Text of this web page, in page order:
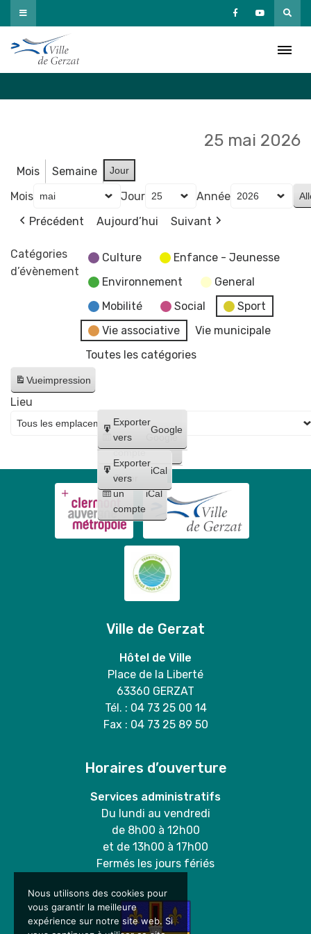
Passer
au
contenu
25 mai 2026
Mois Semaine Jour
Mois Jour
Année
Précédent
Aujourd’hui Suivant
Catégories
d’évènement
Culture
Enfance - Jeunesse
Environnement
General
Mobilité
Social
Sport
Vie associative
Vie municipale
Toutes les catégories
Vueimpression
Créer
un
compte
Google
Créer
un
compte
iCal
Exporter
vers
Google
Exporter
vers
iCal
Lieu
Ville de Gerzat
Hôtel de Ville
Place de la Liberté
63360 GERZAT
Tél. : 04 73 25 00 14
Fax : 04 73 25 89 50
Horaires d’ouverture
Services administratifs
Du lundi au vendredi
de 8h00 à 12h00
et de 13h00 à 17h00
Fermés les jours fériés
Nous utilisons des cookies pour
vous garantir la meilleure
expérience sur notre site web. Si